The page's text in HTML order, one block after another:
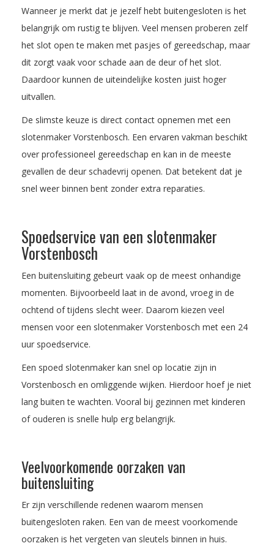
Wanneer je merkt dat je jezelf hebt buitengesloten is het
belangrijk om rustig te blijven. Veel mensen proberen zelf
het slot open te maken met pasjes of gereedschap, maar
dit zorgt vaak voor schade aan de deur of het slot.
Daardoor kunnen de uiteindelijke kosten juist hoger
uitvallen.
De slimste keuze is direct contact opnemen met een
slotenmaker Vorstenbosch. Een ervaren vakman beschikt
over professioneel gereedschap en kan in de meeste
gevallen de deur schadevrij openen. Dat betekent dat je
snel weer binnen bent zonder extra reparaties.
Spoedservice van een slotenmaker
Vorstenbosch
Een buitensluiting gebeurt vaak op de meest onhandige
momenten. Bijvoorbeeld laat in de avond, vroeg in de
ochtend of tijdens slecht weer. Daarom kiezen veel
mensen voor een slotenmaker Vorstenbosch met een 24
uur spoedservice.
Een spoed slotenmaker kan snel op locatie zijn in
Vorstenbosch en omliggende wijken. Hierdoor hoef je niet
lang buiten te wachten. Vooral bij gezinnen met kinderen
of ouderen is snelle hulp erg belangrijk.
Veelvoorkomende oorzaken van
buitensluiting
Er zijn verschillende redenen waarom mensen
buitengesloten raken. Een van de meest voorkomende
oorzaken is het vergeten van sleutels binnen in huis.